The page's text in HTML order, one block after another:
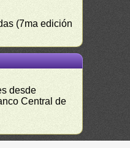
(7ma edición
desde
Central de